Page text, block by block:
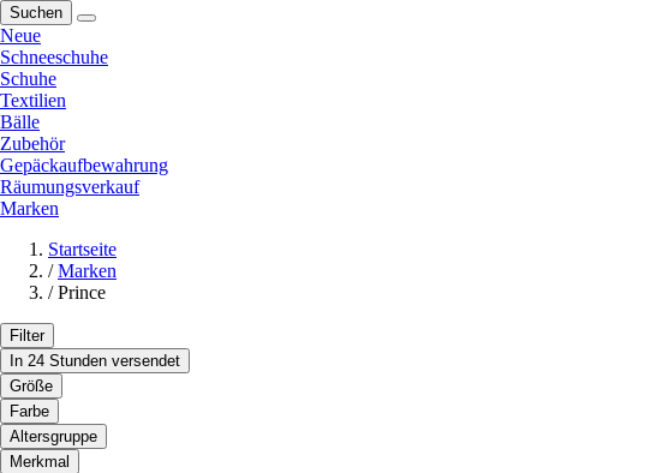
Suchen
Neue
Schneeschuhe
Schuhe
Textilien
Bälle
Zubehör
Gepäckaufbewahrung
Räumungsverkauf
Marken
Startseite
/ Marken
/ Prince
Filter
In 24 Stunden versendet
Größe
Farbe
Altersgruppe
Merkmal